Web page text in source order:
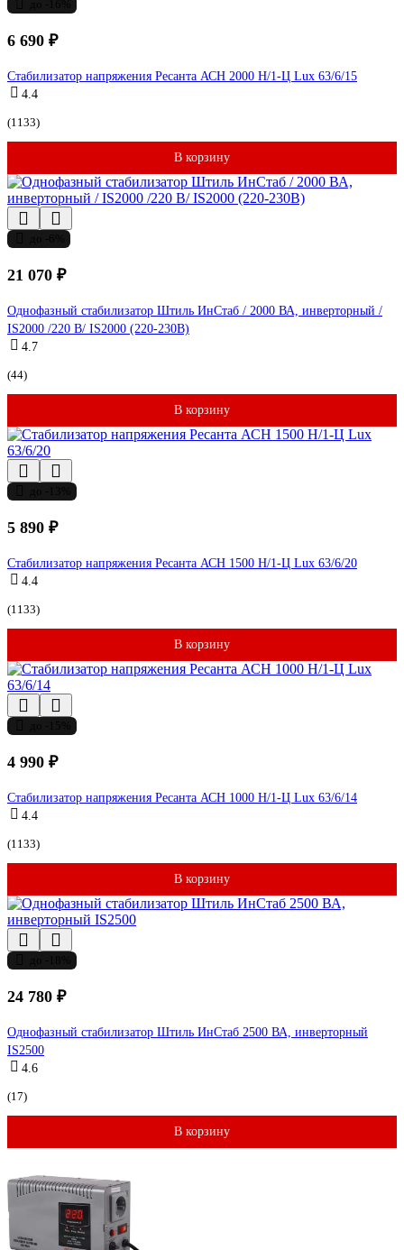
6 690 ₽
Стабилизатор напряжения Ресанта АСН 2000 Н/1-Ц Lux 63/6/15
4.4
(1133)
В корзину
21 070 ₽
Однофазный стабилизатор Штиль ИнСтаб / 2000 ВА, инверторный /
IS2000 /220 В/ IS2000 (220-230В)
4.7
(44)
В корзину
5 890 ₽
Стабилизатор напряжения Ресанта АСН 1500 Н/1-Ц Lux 63/6/20
4.4
(1133)
В корзину
4 990 ₽
Стабилизатор напряжения Ресанта АСН 1000 Н/1-Ц Lux 63/6/14
4.4
(1133)
В корзину
24 780 ₽
Однофазный стабилизатор Штиль ИнСтаб 2500 ВА, инверторный
IS2500
4.6
(17)
В корзину